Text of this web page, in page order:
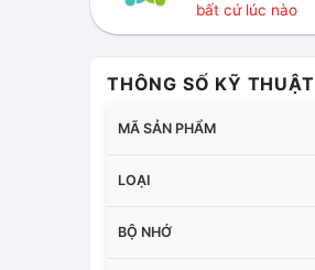
bất cứ lúc nào
THÔNG SỐ KỸ THUẬT
MÃ SẢN PHẨM
LOẠI
BỘ NHỚ